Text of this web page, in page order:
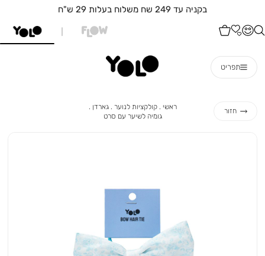
בקניה עד 249 שח משלוח בעלות 29 ש"ח
תפריט
חזור
ראשי ראשי
קולקציות לנוער
קולקציות
לנוער
גארדן
גומיה לשיער עם סרט